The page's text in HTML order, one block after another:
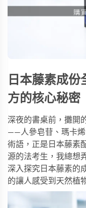
日本藤素成
方的核心秘密
深夜的書桌前，攤開
——人參皂苷、瑪卡
術語，正是日本藤素
源的法考生，我總想
深入探究日本藤素的
的讓人感受到天然植